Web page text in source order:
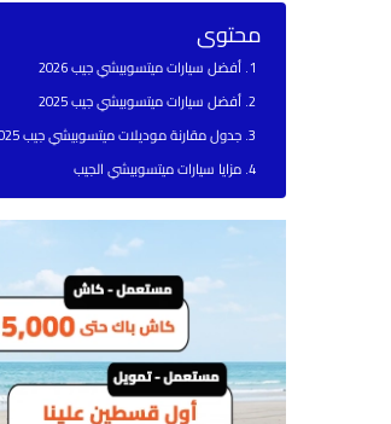
محتوى
أفضل سيارات ميتسوبيشي جيب 2026
أفضل سيارات ميتسوبيشي جيب 2025
جدول مقارنة موديلات ميتسوبيشي جيب 2025
مزايا سيارات ميتسوبيشي الجيب